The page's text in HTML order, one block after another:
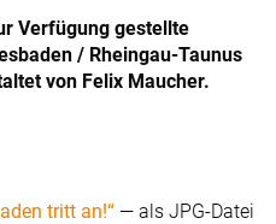
Verfügung gestellte
/ Rheingau-Taunus
von Felix Maucher.
tritt an!“ — als JPG-Datei